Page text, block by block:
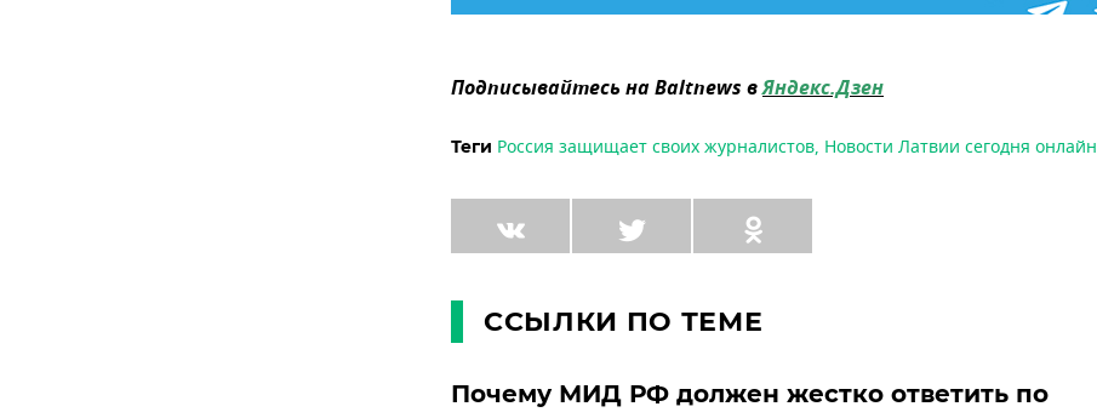
Подписывайтесь на Baltnews вЯндекс.Дзен
Теги Россия защищает своих журналистов, Новости Латвии сегодня онлайн
ССЫЛКИ ПО ТЕМЕ
Почему МИД РФ должен жестко ответить по